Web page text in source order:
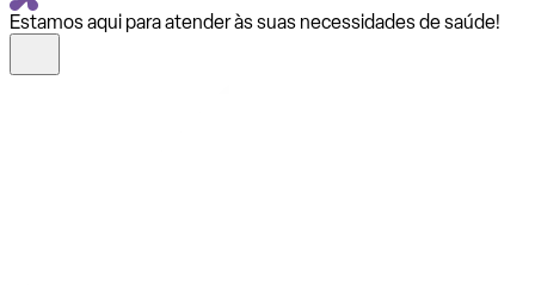
Estamos aqui para atender às suas necessidades de saúde!